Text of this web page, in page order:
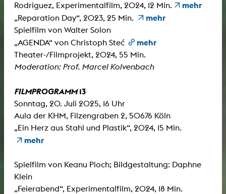
Rodriguez, Experimentalfilm, 2024, 12 Min.
mehr
„Reparation Day“, 2023, 25 Min. mehr
Spielfilm von Walter Solon
„AGENDA“ von Christoph Steć
mehr
Theater-/Filmprojekt, 2024, 55 Min.
Moderation: Prof. Marcel Kolvenbach
FILMPROGRAMM13
Sonntag, 20. Juli 2025, 16 Uhr
Aula der KHM, Filzengraben 2, 50676 Köln
„Ein Herz aus Stahl und Plastik“, 2024, 15 Min.
mehr
Spielfilm von Keanu Pioch; Bildgestaltung: Daphne
Klein
„Feierabend“, Experimentalfilm, 2024, 18 Min.